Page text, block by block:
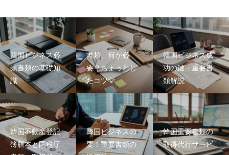
韓国ビジネス必
須書類の基礎知
識
書類、何が必
要？ちょっとし
たコツ💡
韓国ビジネス成
功の鍵：重要書
類解説
韓国不動産登記
簿謄本と国税庁
韓国ビジネスの
要！重要書類の
韓国重要書類の
取得代行サービ